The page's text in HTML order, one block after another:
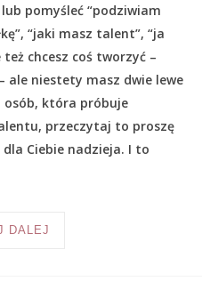
pomyśleć “podziwiam
“jaki masz talent”, “ja
chcesz coś tworzyć –
ale niestety masz dwie lewe
osób, która próbuje
przeczytaj to proszę
Ciebie nadzieja. I to
DALEJ